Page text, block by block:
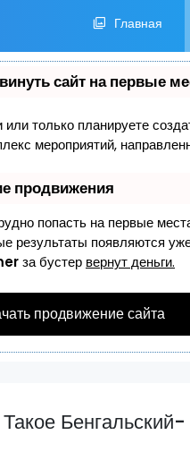
Главная
сайт на первые
только планируете
мероприятий,
продвижения
попасть на первые
результаты появляются
за бустер вернут деньги.
продвижение сайта